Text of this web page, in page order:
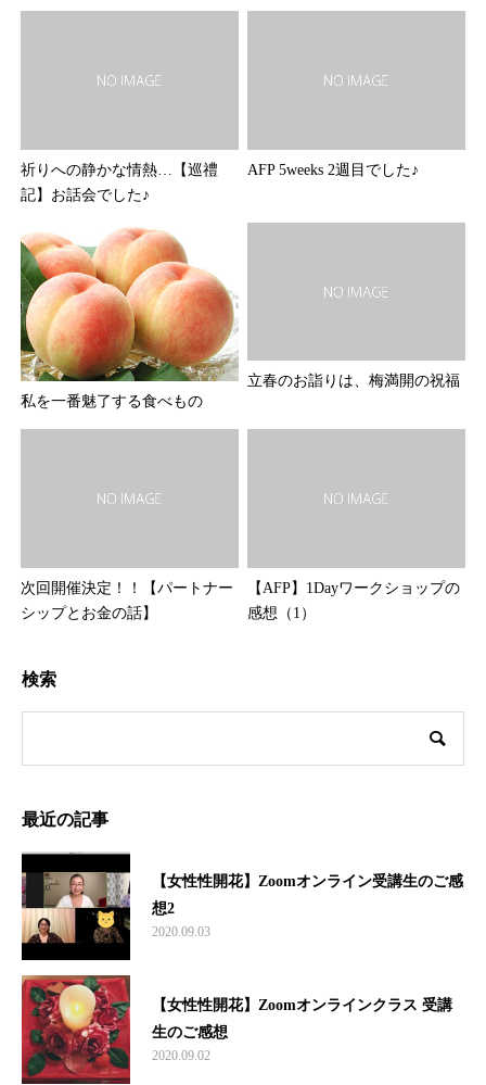
祈りへの静かな情熱…【巡禮
記】お話会でした♪
AFP 5weeks 2週目でした♪
私を一番魅了する食べもの
立春のお詣りは、梅満開の祝福
次回開催決定！！【パートナー
シップとお金の話】
【AFP】1Dayワークショップの
感想（1）
検索
最近の記事
【女性性開花】Zoomオンライン受講生のご感
想2
2020.09.03
【女性性開花】Zoomオンラインクラス 受講
生のご感想
2020.09.02